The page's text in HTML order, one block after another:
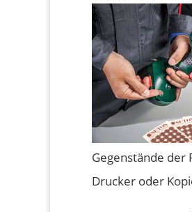
Gegenstände der
Drucker oder